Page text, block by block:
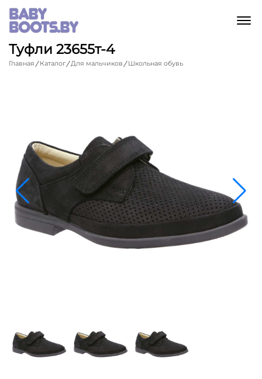
Туфли 23655т-4
Главная Каталог Для мальчиков Школьная обувь